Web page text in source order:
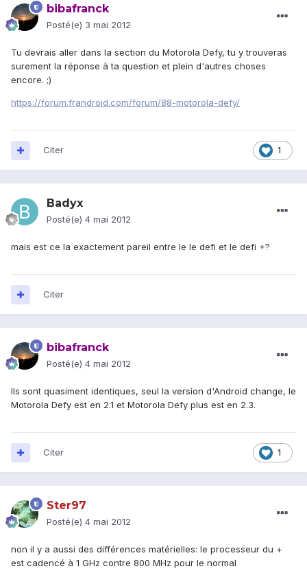
bibafranck
Posté(e) 3 mai 2012
Tu devrais aller dans la section du Motorola Defy, tu y trouveras
surement la réponse à ta question et plein d'autres choses
encore. ;)
https://forum.frandroid.com/forum/88-motorola-defy/
1
Citer
Badyx
Posté(e) 4 mai 2012
mais est ce la exactement pareil entre le le defi et le defi +?
Citer
bibafranck
Posté(e) 4 mai 2012
Ils sont quasiment identiques, seul la version d'Android change, le
Motorola Defy est en 2.1 et Motorola Defy plus est en 2.3.
1
Citer
Ster97
Posté(e) 4 mai 2012
non il y a aussi des différences matérielles: le processeur du +
est cadencé à 1 GHz contre 800 MHz pour le normal